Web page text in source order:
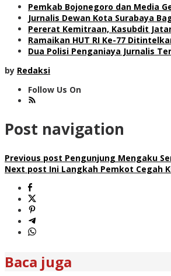
Pemkab Bojonegoro dan Media
Jurnalis Dewan Kota Surabaya
Pererat Kemitraan, Kasubdit
Ramaikan HUT RI Ke-77
Dua Polisi Penganiaya Jurnalis
by Redaksi
Follow Us On
Post navigation
Previous post Pengunjung Mengaku
Next post Ini Langkah Pemkot Cegah
Baca juga